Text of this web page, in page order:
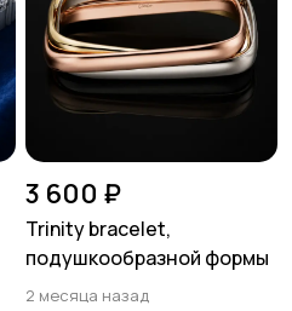
3 600 ₽
Trinity bracelet,
подушкообразной формы
2 месяца назад